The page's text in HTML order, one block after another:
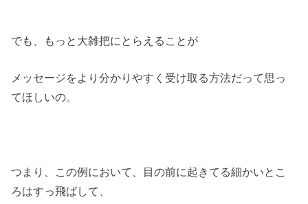
でも、もっと大雑把にとらえることが
メッセージをより分かりやすく受け取る方法だって思っ
てほしいの。
つまり、この例において、目の前に起きてる細かいとこ
ろはすっ飛ばして、